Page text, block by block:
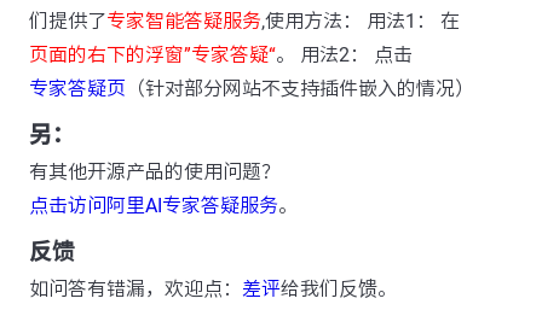
们提供了专家智能答疑服务,使用方法： 用法1： 在
页面的右下的浮窗”专家答疑“。 用法2： 点击
专家答疑页 （针对部分网站不支持插件嵌入的情况）
另：
有其他开源产品的使用问题？
点击访问阿里AI专家答疑服务。
反馈
如问答有错漏，欢迎点： 差评给我们反馈。